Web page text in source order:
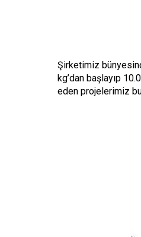
Şirketimiz
kg’dan başlayıp
eden projelerimiz